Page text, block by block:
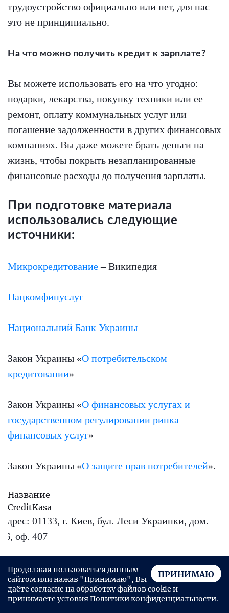
Взять займ в CreditKasa
трудоустройство официально или нет, для нас
это не принципиально.
На что можно получить кредит к зарплате?
Вы можете использовать его на что угодно:
подарки, лекарства, покупку техники или ее
ремонт, оплату коммунальных услуг или
погашение задолженности в других финансовых
компаниях. Вы даже можете брать деньги на
жизнь, чтобы покрыть незапланированные
финансовые расходы до получения зарплаты.
При подготовке материала
использовались следующие
источники:
Микрокредитование– Википедия
Нацкомфинуслуг
Национальний Банк Украины
Закон Украины «О потребительском
кредитовании»
Закон Украины «О финансовых услугах и
государственном регулировании ринка
финансовых услуг»
Закон Украины «О защите прав потребителей».
Название
CreditKasa
Адрес: 01133, г. Киев, бул. Леси Украинки, дом.
26, оф. 407
E-mail: info@creditkasa.ua
Телефон:
ПРИНИМАЮ
Продолжая пользоваться данным
сайтом или нажав "Принимаю", Вы
даёте согласие на обработку файлов cookie и
принимаете условияПолитики конфиденциальности.